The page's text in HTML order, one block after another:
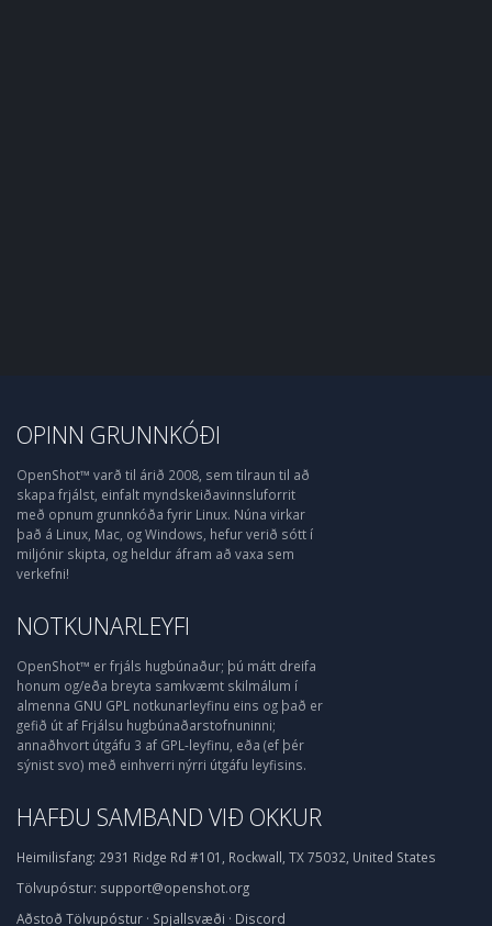
OPINN GRUNNKÓÐI
OpenShot™ varð til árið 2008, sem tilraun til að
skapa frjálst, einfalt myndskeiðavinnsluforrit
með opnum grunnkóða fyrir Linux. Núna virkar
það á Linux, Mac, og Windows, hefur verið sótt í
miljónir skipta, og heldur áfram að vaxa sem
verkefni!
NOTKUNARLEYFI
OpenShot™ er frjáls hugbúnaður; þú mátt dreifa
honum og/eða breyta samkvæmt skilmálum í
almenna GNU GPL notkunarleyfinu eins og það er
gefið út af Frjálsu hugbúnaðarstofnuninni;
annaðhvort útgáfu 3 af GPL-leyfinu, eða (ef þér
sýnist svo) með einhverri nýrri útgáfu leyfisins.
HAFÐU SAMBAND VIÐ OKKUR
Heimilisfang: 2931 Ridge Rd #101, Rockwall, TX 75032, United States
Tölvupóstur: support@openshot.org
Aðstoð Tölvupóstur · Spjallsvæði · Discord